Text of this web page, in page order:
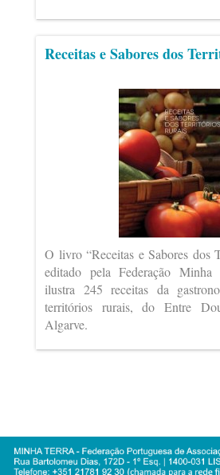
Receitas e Sabores dos
O livro “Receitas e Sabores dos
editado pela Federação
ilustra 245 receitas da
territórios rurais, do Entre
Algarve.